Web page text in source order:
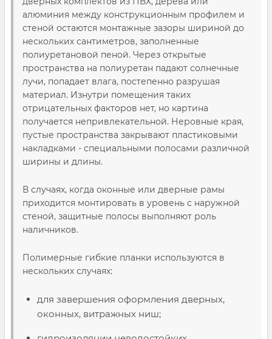
алюминия между конструкционным профилем и
стеной остаются монтажные зазоры шириной до
нескольких сантиметров, заполненные
полиуретановой пеной. Через открытые
пространства на полиуретан падают солнечные
лучи, попадает влага, постепенно разрушая
материал. Изнутри помещения таких
отрицательных факторов нет, но картина
получается непривлекательной. Неровные края,
пустые пространства закрывают пластиковыми
накладками - специальными полосами различной
ширины и длины.
В случаях, когда оконные или дверные рамы
приходится монтировать в уровень с наружной
стеной, защитные полосы выполняют роль
наличников.
Полимерные гибкие планки используются в
нескольких случаях:
для завершения оформления дверных,
оконных, витражных ниш;